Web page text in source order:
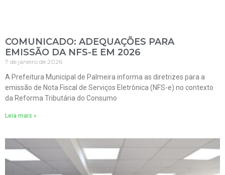
COMUNICADO: ADEQUAÇÕES PARA
EMISSÃO DA NFS-E EM 2026
7 de janeiro de 2026
A Prefeitura Municipal de Palmeira informa as diretrizes para a
emissão de Nota Fiscal de Serviços Eletrônica (NFS-e) no contexto
da Reforma Tributária do Consumo
Leia mais »